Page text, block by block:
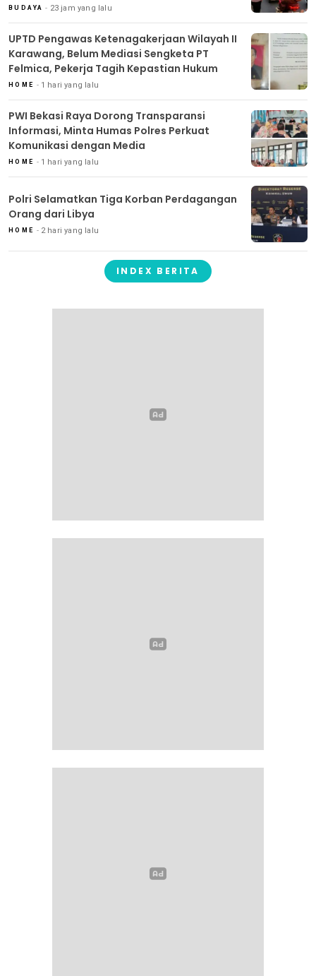
BUDAYA 23 jam yang lalu
UPTD Pengawas Ketenagakerjaan Wilayah II
Karawang, Belum Mediasi Sengketa PT
Felmica, Pekerja Tagih Kepastian Hukum
HOME 1 hari yang lalu
PWI Bekasi Raya Dorong Transparansi
Informasi, Minta Humas Polres Perkuat
Komunikasi dengan Media
HOME 1 hari yang lalu
Polri Selamatkan Tiga Korban Perdagangan
Orang dari Libya
HOME 2 hari yang lalu
INDEX BERITA